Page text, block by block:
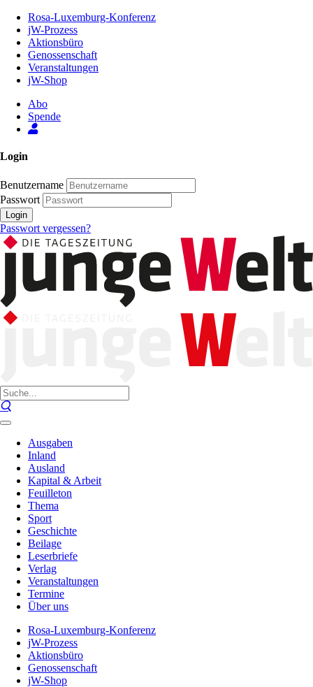
Inhalt
Seite
Rosa-Luxemburg-Konferenz
jW-Prozess
Aktionsbüro
Genossenschaft
Veranstaltungen
jW-Shop
Abo
Spende
Login
Benutzername
Passwort
Login
Passwort vergessen?
Ausgaben
Inland
Ausland
Kapital & Arbeit
Feuilleton
Thema
Sport
Geschichte
Beilage
Leserbriefe
Verlag
Veranstaltungen
Termine
Über uns
Rosa-Luxemburg-Konferenz
jW-Prozess
Aktionsbüro
Genossenschaft
jW-Shop